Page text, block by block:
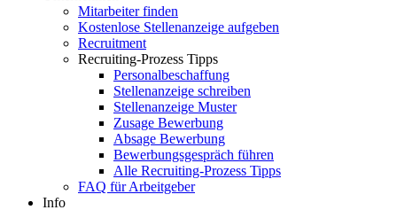
Mitarbeiter finden
Kostenlose Stellenanzeige aufgeben
Recruitment
Recruiting-Prozess Tipps
Personalbeschaffung
Stellenanzeige schreiben
Stellenanzeige Muster
Zusage Bewerbung
Absage Bewerbung
Bewerbungsgespräch führen
Alle Recruiting-Prozess Tipps
FAQ für Arbeitgeber
Info